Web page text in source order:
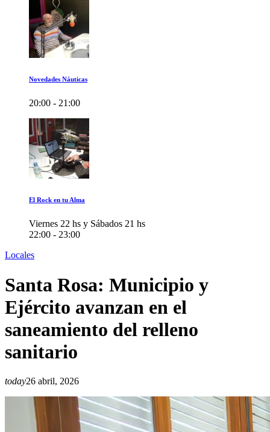
Novedades Náuticas
20:00 - 21:00
El Rock en tu Alma
Viernes 22 hs y Sábados 21 hs
22:00 - 23:00
Locales
Santa Rosa: Municipio y
Ejército avanzan en el
saneamiento del relleno
sanitario
today26 abril, 2026